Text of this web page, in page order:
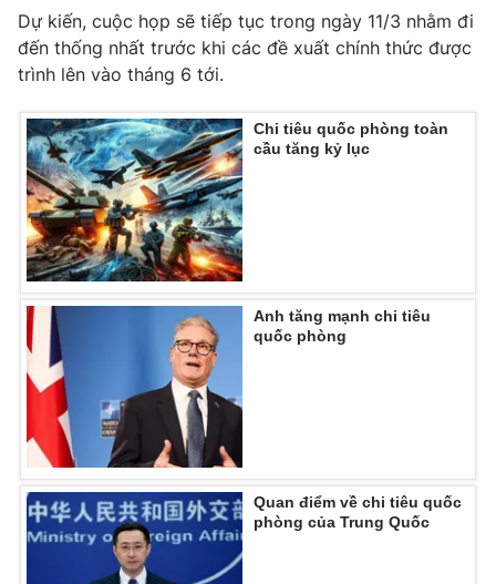
VTV9 VTV8
Liên hệ tòa soạn
THỜI BÁO VTV
Theo dõi báo trên
Cơ quan chủ quản:
Đài Truyền hình Việt Nam
Cơ quan báo chí:Thời báo VTV
Giấy phép hoạt động báo in và báo điện tử số 483/GP-BTTTT
cấp ngày 29/12/2023
Tổng Biên tập:Vũ Thanh Thủy
Phó Tổng Biên tập: Nguyễn Thị Mỹ Hạnh, Phạm Quốc Thắng,
Nguyễn Trọng Ninh
Tổng đài VTV:024.38 355 931 - 024.38 355 932
Dự kiến, cuộc họp sẽ tiếp tục trong ngày 11/3 nhằm đi
đến thống nhất trước khi các đề xuất chính thức được
trình lên vào tháng 6 tới.
Chi tiêu quốc phòng toàn
cầu tăng kỷ lục
Anh tăng mạnh chi tiêu
quốc phòng
Quan điểm về chi tiêu quốc
phòng của Trung Quốc